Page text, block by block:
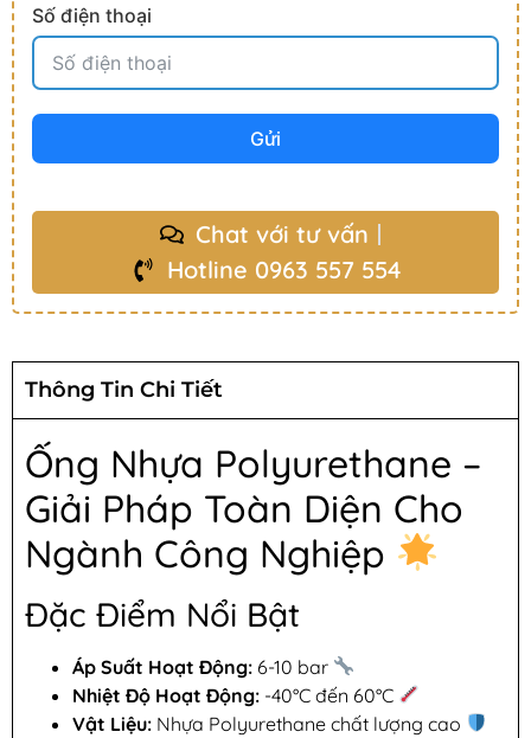
Số điện thoại
Gửi
Chat với tư vấn
Hotline 0963 557 554
Thông Tin Chi Tiết
Ống Nhựa Polyurethane –
Giải Pháp Toàn Diện Cho
Ngành Công Nghiệp
Đặc Điểm Nổi Bật
Áp Suất Hoạt Động: 6-10 bar
Nhiệt Độ Hoạt Động: -40°C đến 60°C
Vật Liệu: Nhựa Polyurethane chất lượng cao